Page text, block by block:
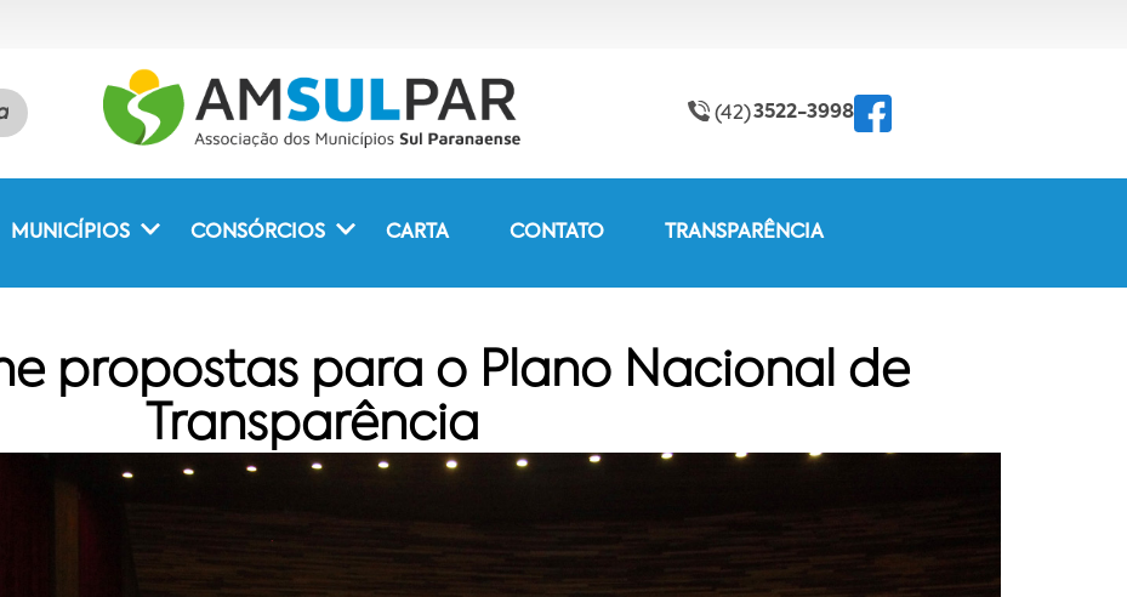
(42)3522-3998
MUNICÍPIOS CONSÓRCIOS CARTA CONTATO TRANSPARÊNCIA
propostas para o Plano Nacional de
Transparência